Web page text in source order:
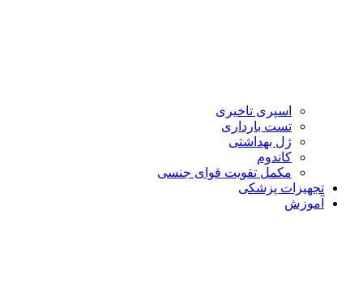
اسپری تاخیری
تست بارداری
ژل بهداشتی
کاندوم
مکمل تقویت قوای جنسی
تجهیزات پزشکی
آموزش